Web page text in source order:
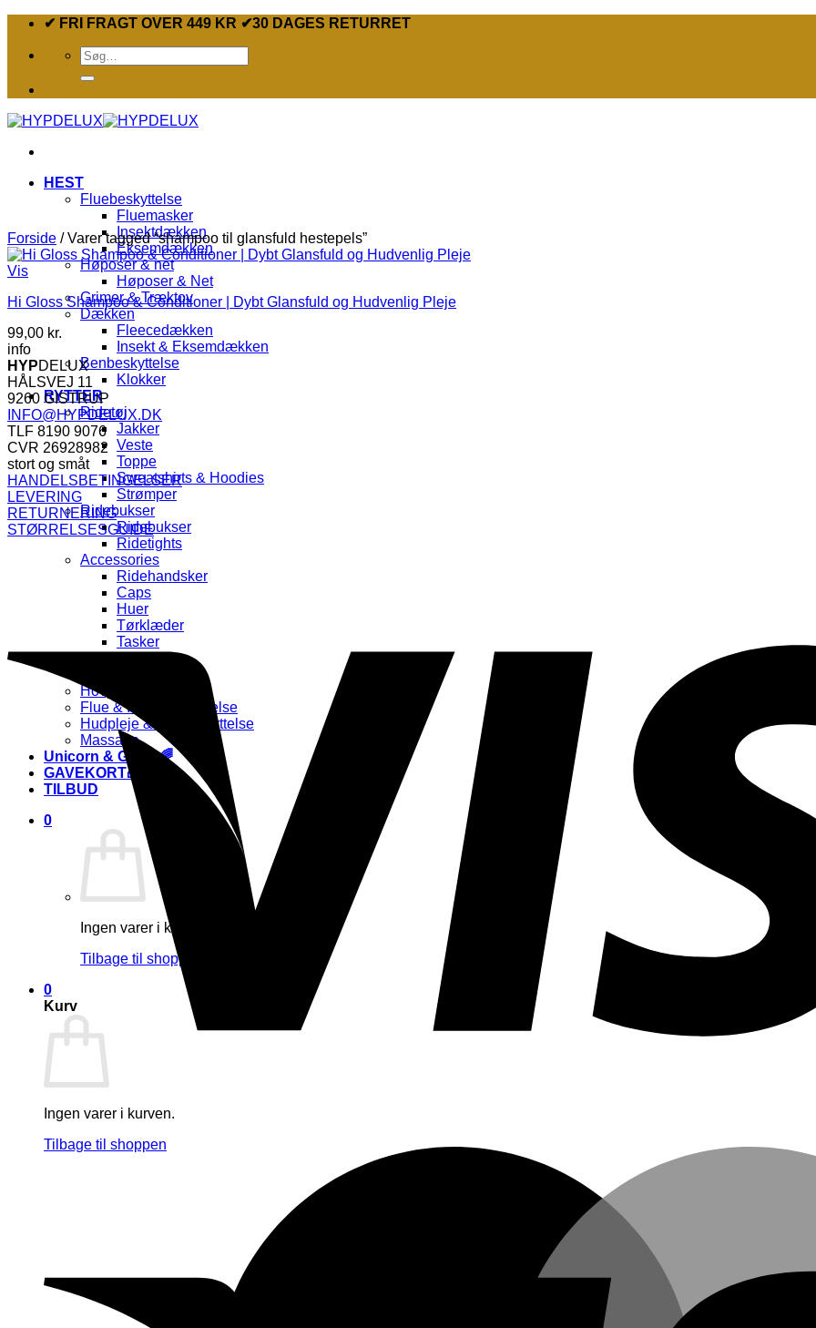
Fortsæt
indhold
✔ FRI FRAGT OVER 449 KR ✔30 DAGES RETURRET
Søg
efter:
HEST
Fluebeskyttelse
Fluemasker
Insektdækken
Eksemdækken
Høposer & net
Høposer & Net
Grimer & Træktov
Dækken
Fleecedækken
Insekt & Eksemdækken
Benbeskyttelse
Klokker
RYTTER
Ridetøj
Jakker
Veste
Toppe
Sweatshirts & Hoodies
Strømper
Ridebukser
Ridebukser
Ridetights
Accessories
Ridehandsker
Caps
Huer
Tørklæder
Tasker
Hovpleje
Flue & Insektbeskyttelse
Hudpleje & UV-beskyttelse
Massage
Unicorn & Glitter🌈
GAVEKORT🎁
TILBUD
0
Ingen varer i kurven.
Tilbage til shoppen
0
Kurv
Ingen varer i kurven.
Tilbage til shoppen
Forside /Varer tagged “shampoo til glansfuld hestepels”
Vis
Hi Gloss Shampoo & Conditioner | Dybt Glansfuld og Hudvenlig Pleje
99,00 kr.
info
HYPDELUX
HÅLSVEJ 11
9260 GISTRUP
INFO@HYPDELUX.DK
TLF 8190 9076
CVR 26928982
stort og småt
HANDELSBETINGELSER
LEVERING
RETURNERING
STØRRELSESGUIDE